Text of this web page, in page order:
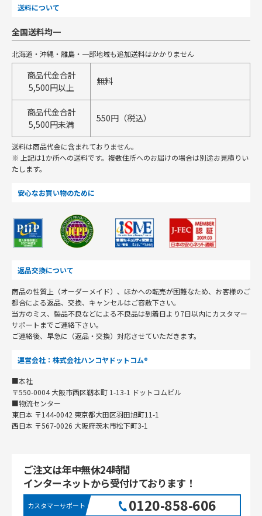
送料について
全国送料均一
北海道・沖縄・離島・一部地域も追加送料はかかりません
商品代金合計
5,500円以上
無料
商品代金合計
5,500円未満
550円（税込）
送料は商品代金に含まれておりません。
※ 上記は1か所への送料です。複数住所へのお届けの場合は別途お見積りい
たします。
安心なお買い物のために
返品交換について
商品の性質上（オーダーメイド）、ほかへの転売が困難なため、お客様のご
都合による返品、交換、キャンセルはご容赦下さい。
当方のミス、製品不良などによる不良品は到着日より7日以内にカスタマー
サポートまでご連絡下さい。
ご連絡後、早急に（返品・交換）対応させていただきます。
運営会社：株式会社ハンコヤドットコム®
■本社
〒550-0004 大阪市西区靭本町 1-13-1 ドットコムビル
■物流センター
東日本 〒144-0042 東京都大田区羽田旭町11-1
西日本 〒567-0026 大阪府茨木市松下町3-1
ご注文は年中無休24時間
インターネットから受付けております！
カスタマーサポート 0120-858-606